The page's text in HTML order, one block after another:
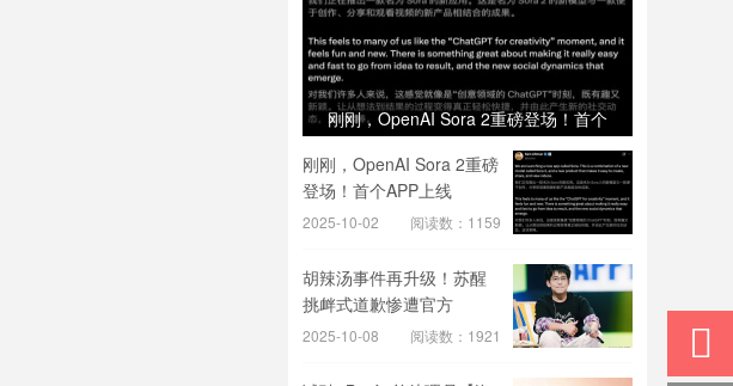
刚刚，OpenAI Sora 2重磅登场！首个
APP上线
刚刚，OpenAI Sora 2重磅
登场！首个APP上线
2025-10-02 阅读数：1159
胡辣汤事件再升级！苏醒
挑衅式道歉惨遭官方
2025-10-08 阅读数：1921